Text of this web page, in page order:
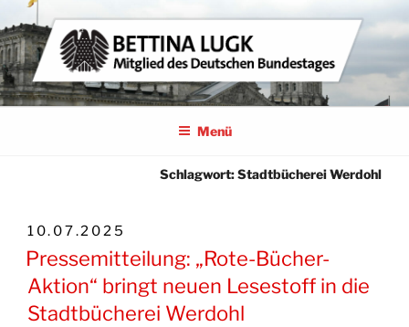
Zum
Inhalt
springen
BETTINA LUGK
MITGLIED DES DEUTSCHEN BUNDESTAGES
Menü
Schlagwort:Stadtbücherei Werdohl
VERÖFFENTLICHT
AM
10.07.2025
Pressemitteilung: „Rote-Bücher-
Aktion“ bringt neuen Lesestoff in die
Stadtbücherei Werdohl